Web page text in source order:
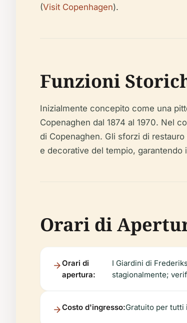
(Visit Copenhagen).
Funzioni
Inizialmente concepito come una
Copenaghen dal 1874 al 1970. Nel
di Copenaghen. Gli sforzi di
e decorative del tempio,
Orari di
Orari di
apertura:
I Giardini di
stagionalmente;
Costo d'ingresso:Gratuito per tutti